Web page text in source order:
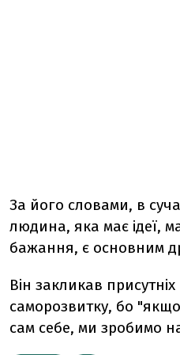
За його словами, в
людина, яка має ідеї,
бажання, є основним
Він закликав
саморозвитку, бо
сам себе, ми зробимо